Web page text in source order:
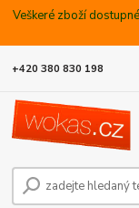
Veškeré zboží
+420 380 830 198